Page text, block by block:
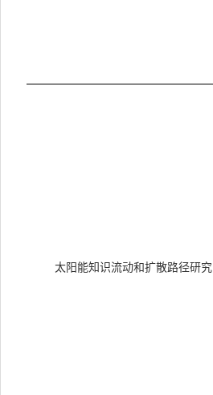
太阳能知识流动和扩散路径研究